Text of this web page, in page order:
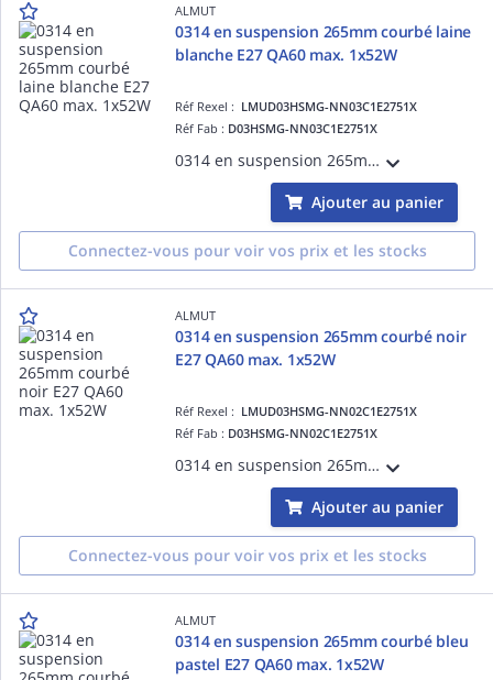
ALMUT
0314 en suspension 265mm courbé laine
blanche E27 QA60 max. 1x52W
Réf Rexel : LMUD03HSMG-NN03C1E2751X
Réf Fab : D03HSMG-NN03C1E2751X
0314 en suspension 265mm courbélaine blanche E27 QA60 max. 1x52W
Ajouter au panier
Connectez-vous pour voir vos prix et les stocks
ALMUT
0314 en suspension 265mm courbé noir
E27 QA60 max. 1x52W
Réf Rexel : LMUD03HSMG-NN02C1E2751X
Réf Fab : D03HSMG-NN02C1E2751X
0314 en suspension 265mm courbénoir E27 QA60 max. 1x52W
Ajouter au panier
Connectez-vous pour voir vos prix et les stocks
ALMUT
0314 en suspension 265mm courbé bleu
pastel E27 QA60 max. 1x52W